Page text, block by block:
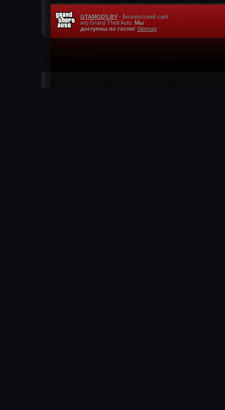
GTAMODS.BY - Белорусский сайт
игр Grand Theft Auto. Мы
доступны по гостю! Sitemap